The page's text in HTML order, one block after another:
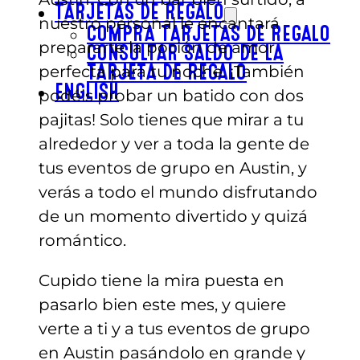
TARJETAS DE REGALO
COMPRA TARJETAS DE REGALO
CONSULTAR SALDO DE LA
TARJETA DE REGALO
ENGLISH
nuestro personal le encantará
prepararte la poción de amor
perfecta para tu noche. ¡También
podéis probar un batido con dos
pajitas! Solo tienes que mirar a tu
alrededor y ver a toda la gente de
tus eventos de grupo en Austin, y
verás a todo el mundo disfrutando
de un momento divertido y quizá
romántico.
Cupido tiene la mira puesta en
pasarlo bien este mes, y quiere
verte a ti y a tus eventos de grupo
en Austin pasándolo en grande y